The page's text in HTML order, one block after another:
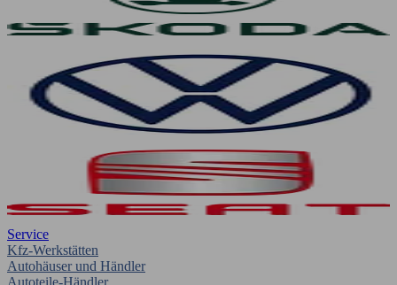
Service
Kfz-Werkstätten
Autohäuser und Händler
Autoteile-Händler